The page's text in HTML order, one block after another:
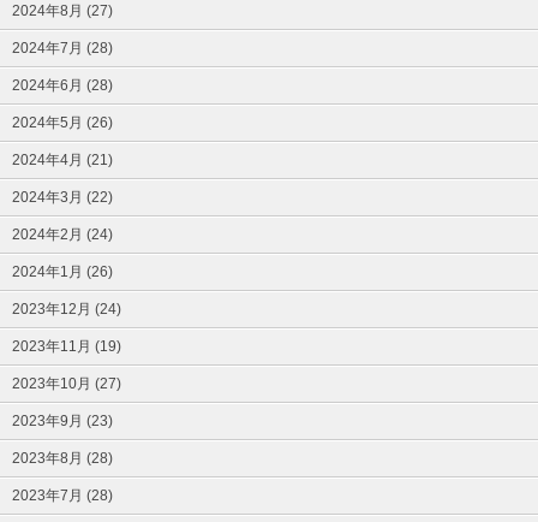
2024年8月 (27)
2024年7月 (28)
2024年6月 (28)
2024年5月 (26)
2024年4月 (21)
2024年3月 (22)
2024年2月 (24)
2024年1月 (26)
2023年12月 (24)
2023年11月 (19)
2023年10月 (27)
2023年9月 (23)
2023年8月 (28)
2023年7月 (28)